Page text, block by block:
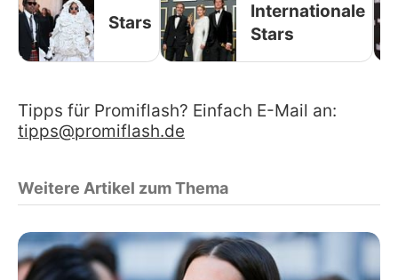
Stars
Internationale
Stars
Tipps für Promiflash? Einfach E-Mail an:
tipps@promiflash.de
Weitere Artikel zum Thema